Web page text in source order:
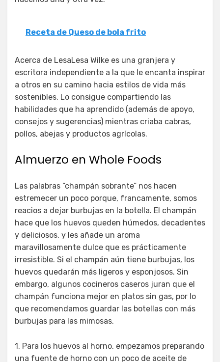
Receta de Queso de bola frito
Acerca de LesaLesa Wilke es una granjera y
escritora independiente a la que le encanta inspirar
a otros en su camino hacia estilos de vida más
sostenibles. Lo consigue compartiendo las
habilidades que ha aprendido (además de apoyo,
consejos y sugerencias) mientras criaba cabras,
pollos, abejas y productos agrícolas.
Almuerzo en Whole Foods
Las palabras “champán sobrante” nos hacen
estremecer un poco porque, francamente, somos
reacios a dejar burbujas en la botella. El champán
hace que los huevos queden húmedos, decadentes
y deliciosos, y les añade un aroma
maravillosamente dulce que es prácticamente
irresistible. Si el champán aún tiene burbujas, los
huevos quedarán más ligeros y esponjosos. Sin
embargo, algunos cocineros caseros juran que el
champán funciona mejor en platos sin gas, por lo
que recomendamos guardar las botellas con más
burbujas para las mimosas.
1. Para los huevos al horno, empezamos preparando
una fuente de horno con un poco de aceite de